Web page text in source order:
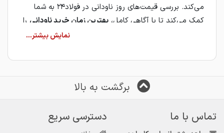
می‌کند. بررسی قیمت‌های روز ناودانی در فولاد۲۴ به شما
کمک می‌کند تا با آگاهی کامل، بهترین زمان خرید ناودانی را
می‌شود. این محصول به دلیل
استحکام مناسب، کاربرد
گسترده و قیمت اقتصادی ، در بسیاری از پروژه‌های عمرانی و
صنعتی مورد استفاده قرار می‌گیرد.
برگشت به بالا
تماس با ما
دسترسی سریع